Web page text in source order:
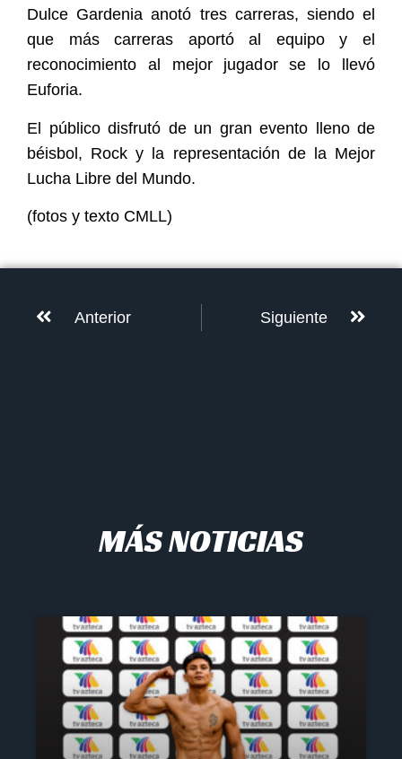
Dulce Gardenia anotó tres carreras, siendo el
que más carreras aportó al equipo y el
reconocimiento al mejor jugador se lo llevó
Euforia.
El público disfrutó de un gran evento lleno de
béisbol, Rock y la representación de la Mejor
Lucha Libre del Mundo.
(fotos y texto CMLL)
Anterior Siguiente
MÁS NOTICIAS